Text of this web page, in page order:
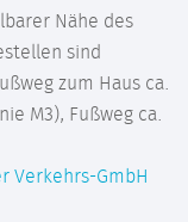
Nähe des
sind
zum Haus ca.
M3), Fußweg ca.
Verkehrs-GmbH